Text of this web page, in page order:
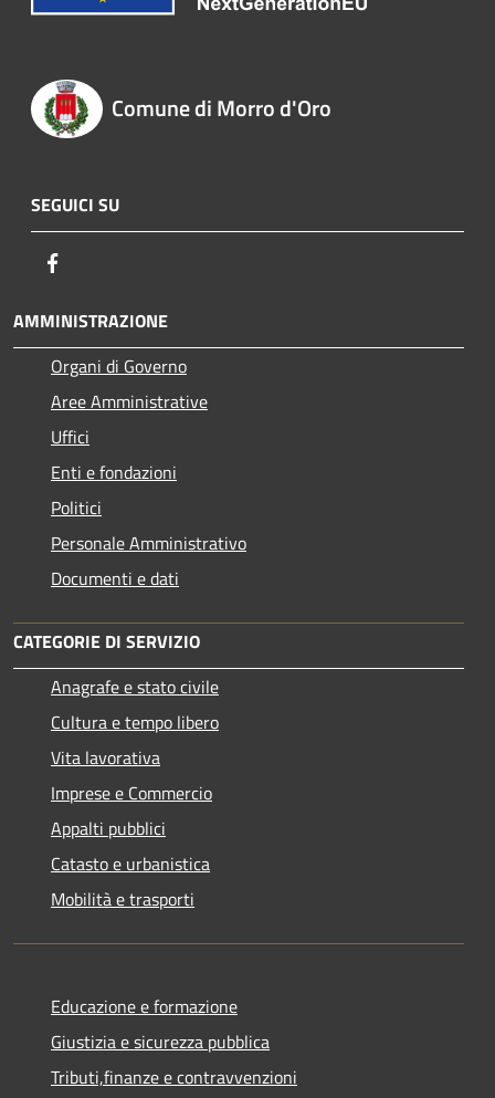
Comune di Morro d'Oro
SEGUICI SU
AMMINISTRAZIONE
Organi di Governo
Aree Amministrative
Uffici
Enti e fondazioni
Politici
Personale Amministrativo
Documenti e dati
CATEGORIE DI SERVIZIO
Anagrafe e stato civile
Cultura e tempo libero
Vita lavorativa
Imprese e Commercio
Appalti pubblici
Catasto e urbanistica
Mobilità e trasporti
Educazione e formazione
Giustizia e sicurezza pubblica
Tributi,finanze e contravvenzioni